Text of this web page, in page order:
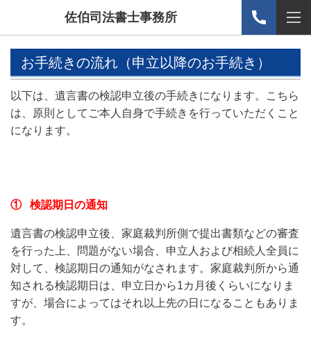
佐伯司法書士事務所
お手続きの流れ（申立以降のお手続き）
以下は、遺言書の検認申立後の手続きになります。こちら
は、原則としてご本人自身で手続きを行っていただくこと
になります。
① 検認期日の通知
遺言書の検認申立後、家庭裁判所側で提出書類などの審査
を行った上、問題がない場合、申立人および相続人全員に
対して、検認期日の通知がなされます。家庭裁判所から通
知される検認期日は、申立日から1カ月後くらいになりま
すが、場合によってはそれ以上先の日になることもありま
す。